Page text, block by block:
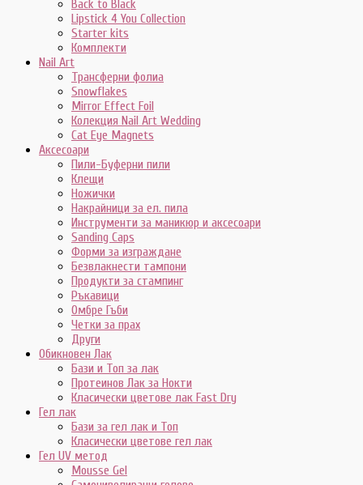
Back to Black
Lipstick 4 You Collection
Starter kits
Комплекти
Nail Art
Трансферни фолиа
Snowflakes
Mirror Effect Foil
Колекция Nail Art Wedding
Cat Eye Magnets
Аксесоари
Пили-Буферни пили
Клещи
Ножички
Накрайници за ел. пила
Инструменти за маникюр и аксесоари
Sanding Caps
Форми за изграждане
Безвлакнести тампони
Продукти за стампинг
Ръкавици
Омбре Гъби
Четки за прах
Други
Обикновен Лак
Бази и Топ за лак
Протеинов Лак за Нокти
Класически цветове лак Fast Dry
Гел лак
Бази за гел лак и Топ
Класически цветове гел лак
Гел UV метод
Mousse Gel